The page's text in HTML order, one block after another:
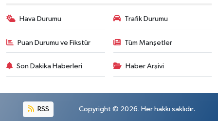
Hava Durumu Trafik Durumu
Puan Durumu ve Fikstür Tüm Manşetler
Son Dakika Haberleri Haber Arşivi
RSS Copyright © 2026. Her hakkı saklıdır.